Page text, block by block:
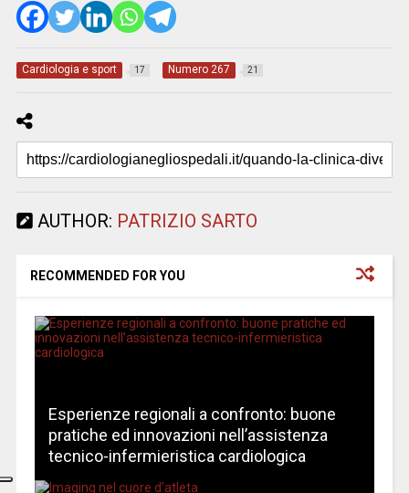
Cardiologia e sport 17 Numero 267 21
AUTHOR: PATRIZIO SARTO
RECOMMENDED FOR YOU
Esperienze regionali a confronto: buone
pratiche ed innovazioni nell’assistenza
tecnico-infermieristica cardiologica